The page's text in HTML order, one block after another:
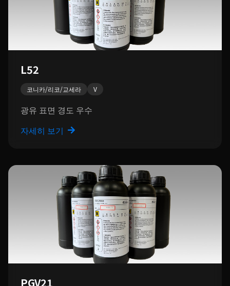
L52
코니카/리코/교세라 V
광유 표면 경도 우수
자세히 보기
PGV21